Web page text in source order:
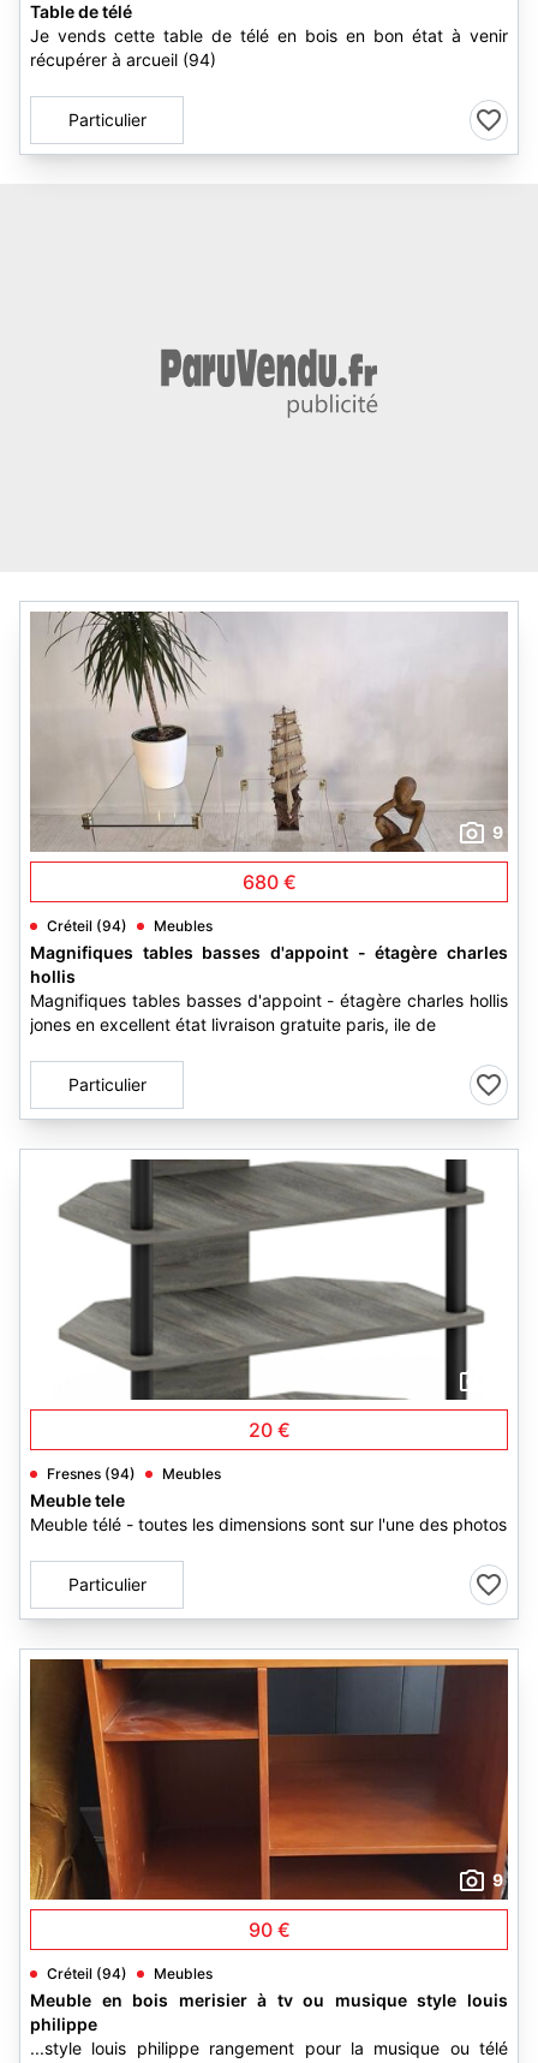
Table de télé
Je vends cette table de télé en bois en bon état à venir
récupérer à arcueil (94)
Particulier
9
680 €
Créteil (94) Meubles
Magnifiques tables basses d'appoint - étagère charles
hollis
Magnifiques tables basses d'appoint - étagère charles hollis
jones en excellent état livraison gratuite paris, ile de
Particulier
20 €
Fresnes (94) Meubles
Meuble tele
Meuble télé - toutes les dimensions sont sur l'une des photos
Particulier
9
90 €
Créteil (94) Meubles
Meuble en bois merisier à tv ou musique style louis
philippe
...style louis philippe rangement pour la musique ou télé